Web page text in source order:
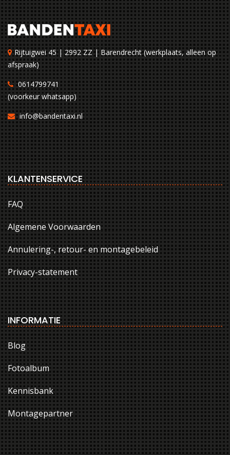
Rijtuigwei 45 | 2992 ZZ | Barendrecht (werkplaats, alleen op
afspraak)
0614799741
(voorkeur whatsapp)
info@bandentaxi.nl
KLANTENSERVICE
FAQ
Algemene Voorwaarden
Annulering-, retour- en montagebeleid
Privacy-statement
INFORMATIE
Blog
Fotoalbum
Kennisbank
Montagepartner